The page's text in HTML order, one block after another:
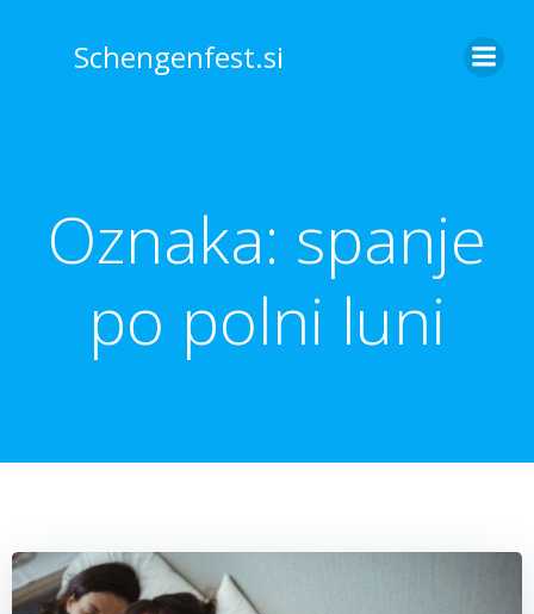
to
content
Schengenfest.si
Oznaka: spanje
po polni luni